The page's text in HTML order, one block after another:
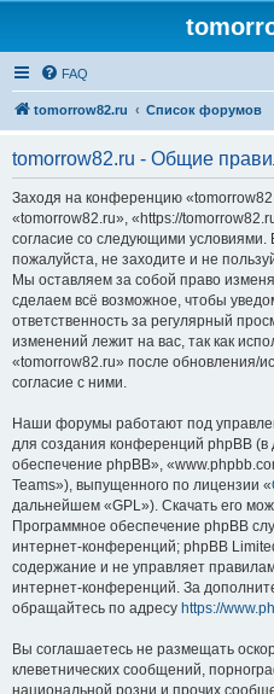
FAQ
tomorrow82.ru Список форумов
tomorrow82.ru - Общие
Заходя на конференцию
«tomorrow82.ru», «https://
согласие со следующими условиями.
пожалуйста, не заходите и не
Мы оставляем за собой право
сделаем всё возможное, чтобы
ответственность за регулярный
изменений лежит на вас, так как
«tomorrow82.ru» после обновления/
согласие с ними.
Наши форумы работают под
для создания конференций phpBB
обеспечение phpBB»,
Teams»), выпущенного по лицензии «
дальнейшем «GPL»). Скачать его
Программное обеспечение phpBB
интернет-конференций; phpBB
содержание и не управляет
интернет-конференций. За
обращайтесь по адресу https://
Вы соглашаетесь не размещать
клеветнических сообщений,
национальной розни и прочих